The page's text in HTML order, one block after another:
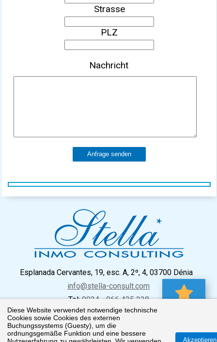
Strasse
PLZ
Nachricht
Anfrage senden
Esplanada Cervantes, 19, esc. A, 2º, 4, 03700 Dénia
info@stella-consult.com
Tel:0034 - 966 435 238
ImpressumDatenschutzCookie Richtlinien
Diese Website verwendet notwendige technische
Cookies sowie Cookies des externen
Buchungssystems (Guesty), um die
ordnungsgemäße Funktion und eine bessere
Akzeptieren